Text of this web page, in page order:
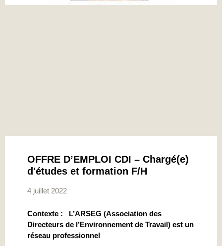
OFFRE D’EMPLOI CDI – Chargé(e)
d′études et formation F/H
4 juillet 2022
Contexte : L’ARSEG (Association des
Directeurs de l’Environnement de Travail) est un
réseau professionnel